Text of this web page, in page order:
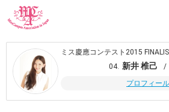
ミス慶應コンテスト2015
04. 新井 椎己
/
プロフィー